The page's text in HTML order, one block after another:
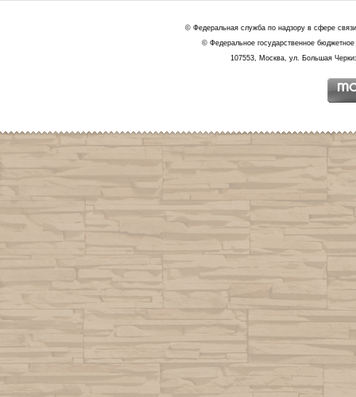
© Федеральная служба по надзору в сфере
© Федеральное государственное
107553, Москва, ул. Большая